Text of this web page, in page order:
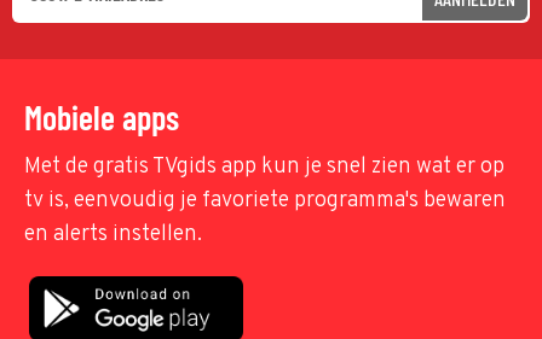
Mobiele apps
Met de gratis TVgids app kun je snel zien wat er op
tv is, eenvoudig je favoriete programma's bewaren
en alerts instellen.